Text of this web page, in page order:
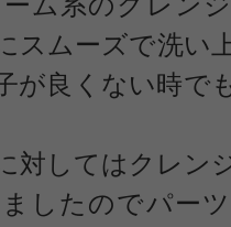
スムーズで洗い
が良くない時で
対してはクレン
したのでパー